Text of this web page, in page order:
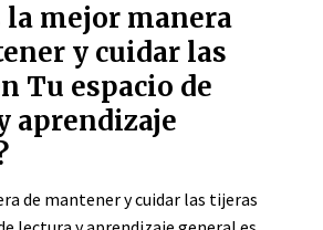
la mejor manera
y cuidar las
Tu espacio de
aprendizaje
de mantener y cuidar las tijeras